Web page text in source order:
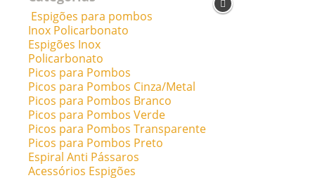
Espigões para pombos
Inox Policarbonato
Espigões Inox
Policarbonato
Picos para Pombos
Picos para Pombos Cinza/Metal
Picos para Pombos Branco
Picos para Pombos Verde
Picos para Pombos Transparente
Picos para Pombos Preto
Espiral Anti Pássaros
Acessórios Espigões